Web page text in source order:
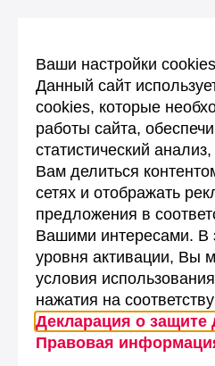
Ваши настройки
Данный сайт
cookies, которые
работы сайта,
статистический
Вам делиться
сетях и отображать
предложения в
Вашими интересами. В
уровня активации, Вы
условия
нажатия на
Декларация о защите
Правовая